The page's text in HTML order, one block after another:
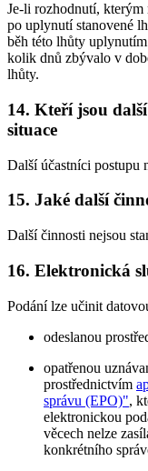
Je-li rozhodnutí, kterým
po uplynutí stanovené
běh této lhůty
kolik dnů zbývalo v
lhůty.
14. Kteří jsou
situace
Další účastníci postupu
15. Jaké další
Další činnosti nejsou
16. Elektronická
Podání lze učinit
odeslanou
opatřenou
prostřednictvím
správu (EPO)",
elektronickou
věcech nelze
konkrétního